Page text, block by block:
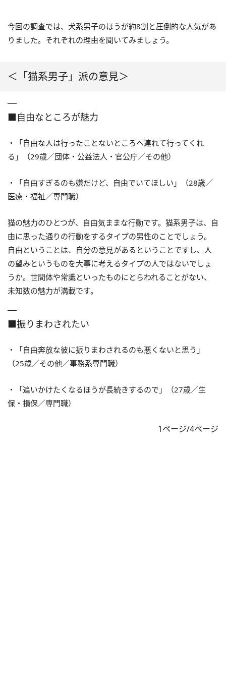
今回の調査では、犬系男子のほうが約8割と圧倒的な人気があ
りました。それぞれの理由を聞いてみましょう。
＜「猫系男子」派の意見＞
■自由なところが魅力
・「自由な人は行ったことないところへ連れて行ってくれ
る」（29歳／団体・公益法人・官公庁／その他）
・「自由すぎるのも嫌だけど、自由でいてほしい」（28歳／
医療・福祉／専門職）
猫の魅力のひとつが、自由気ままな行動です。猫系男子は、自
由に思った通りの行動をするタイプの男性のことでしょう。
自由ということは、自分の意見があるということですし、人
の望みというものを大事に考えるタイプの人ではないでしょ
うか。世間体や常識といったものにとらわれることがない、
未知数の魅力が満載です。
■振りまわされたい
・「自由奔放な彼に振りまわされるのも悪くないと思う」
（25歳／その他／事務系専門職）
・「追いかけたくなるほうが長続きするので」（27歳／生
保・損保／専門職）
1ページ/4ページ